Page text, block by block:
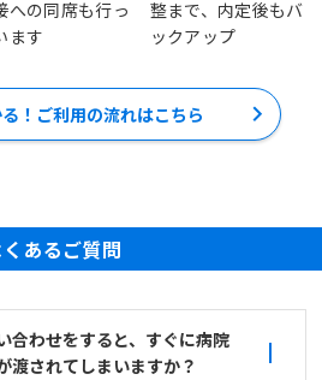
への同席も行っ
ます
整まで、内定後もバ
ックアップ
！ご利用の流れはこちら
くあるご質問
合わせをすると、すぐに病院
渡されてしまいますか？